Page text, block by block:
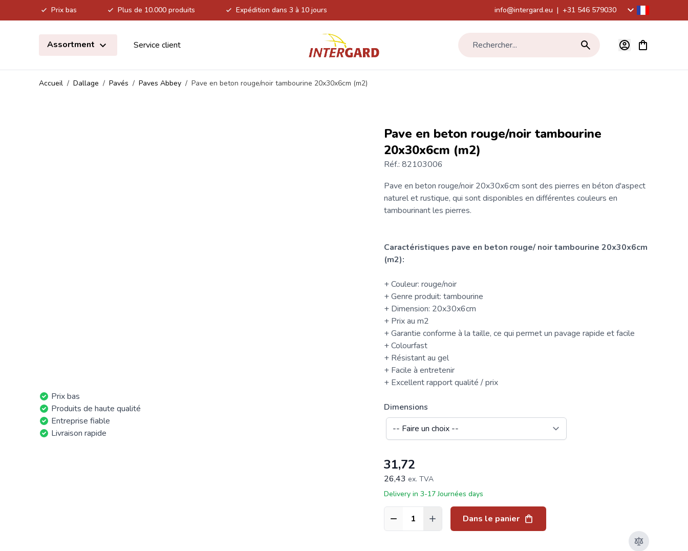
Prix bas Plus de 10.000 produits Expédition dans 3 à 10 jours info@intergard.eu | +31 546 579030
Assortment
Service client Rechercher... Voir le
Accueil / Dallage / Pavés / Paves Abbey / Pave en beton rouge/noir tambourine 20x30x6cm (m2)
Prix bas
Produits de haute qualité
Entreprise fiable
Livraison rapide
Pave en beton rouge/noir tambourine
20x30x6cm (m2)
Réf.: 82103006
Pave en beton rouge/noir 20x30x6cm sont des pierres en béton d'aspect
naturel et rustique, qui sont disponibles en différentes couleurs en
tambourinant les pierres.
Caractéristiques pave en beton rouge/ noir tambourine 20x30x6cm
(m2):
+ Couleur: rouge/noir
+ Genre produit: tambourine
+ Dimension: 20x30x6cm
+ Prix au m2
+ Garantie conforme à la taille, ce qui permet un pavage rapide et facile
+ Colourfast
+ Résistant au gel
+ Facile à entretenir
+ Excellent rapport qualité / prix
Dimensions
31,72
26,43 ex. TVA
Delivery in 3-17 Journées days
Quantité Dans le panier